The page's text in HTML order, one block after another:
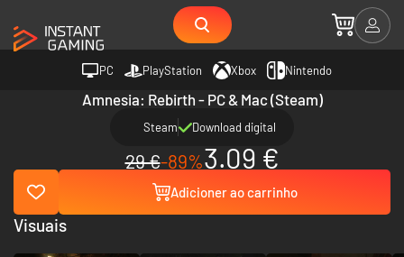
PC PlayStation Xbox Nintendo
Amnesia: Rebirth - PC & Mac (Steam)
Steam Download digital
29 €-89%3.09 €
Adicioner ao carrinho
Visuais